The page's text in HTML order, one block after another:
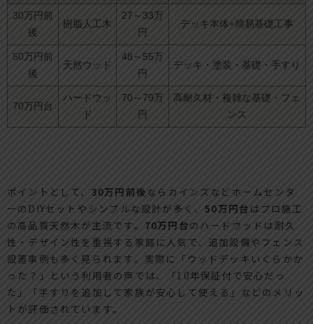
30万円前
後
樹脂人工木
27～33万
円
デッキ本体+簡易基礎工事
50万円前
後
天然ウッド
48～55万
円
デッキ・塗装・基礎・手すり
70万円台
ハードウッ
ド
70～79万
円
高耐久材・複雑な基礎・フェ
ンス
ポイントとして、 30万円前後ならカインズなどホームセンタ
ーのDIYセットやシンプルな設計が多く、50万円台 はプロ施工
の高品質天然木が主流です。 70万円台のハードウッドは耐久
性・デザイン性を重視する家庭に人気で、追加設備やフェンス
設置事例も多く見られます。実際に「ウッドデッキいくらかか
った？」という利用者の声では、「10年保証付で安心だっ
た」「手すりを追加して家族が安心して使える」などのメリッ
トが評価されています。